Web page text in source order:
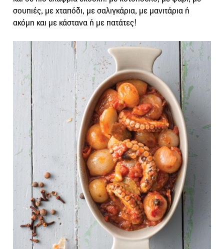
σουπιές, με χταπόδι, με σαλιγκάρια, με μανιτάρια ή
ακόμη και με κάστανα ή με πατάτες!